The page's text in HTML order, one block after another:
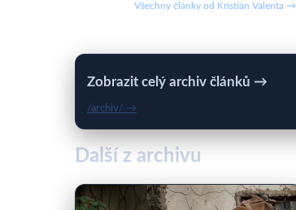
Všechny články od Kristián Valenta →
Zobrazit celý archiv článků →
/archiv/ →
Další z archivu